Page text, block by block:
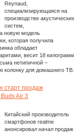
Reynaud,
специализирующаяся на
производстве акустических
систем,
новую модель
которая получила
обладает
весит 18 килограмм
нетипичной –
колонку для домашнего ТВ.
старт продаж
Air 3
Китайский производитель
смартфонов realme
анонсировал начал продаж